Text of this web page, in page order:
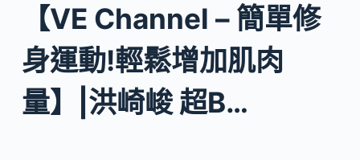
【VE Channel – 簡單修
身運動!輕鬆增加肌肉
量】|洪崎峻 超B…